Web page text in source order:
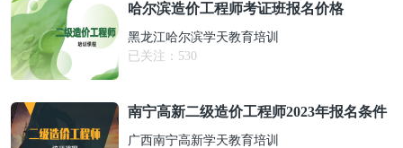
哈尔滨造价工程师考证班报名价格
黑龙江哈尔滨学天教育培训
已关注： 530
南宁高新二级造价工程师2023年报名条件
广西南宁高新学天教育培训